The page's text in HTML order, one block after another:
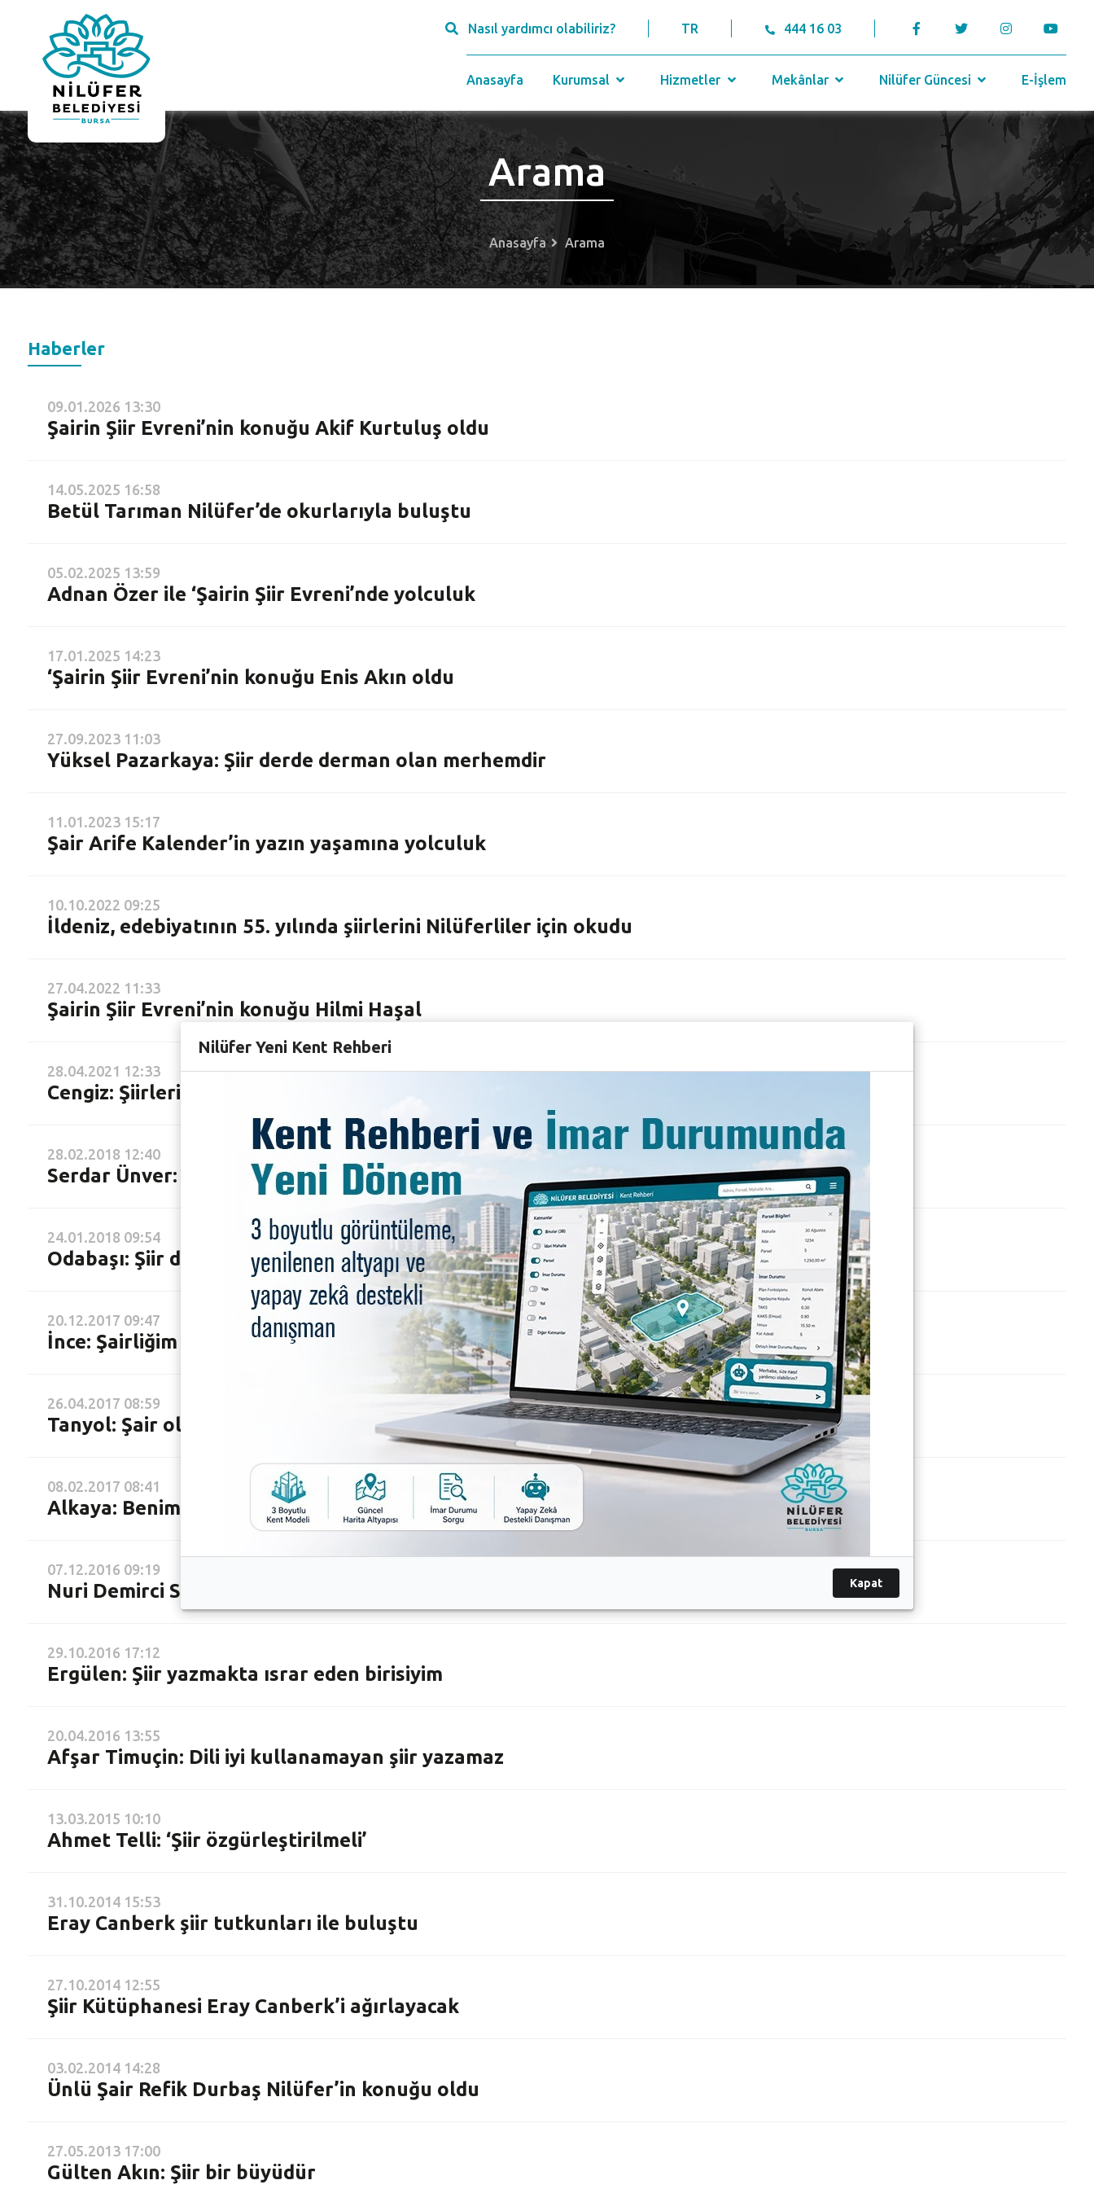
Nasıl yardımcı olabiliriz? TR 444 16 03
Anasayfa Kurumsal Hizmetler Mekânlar Nilüfer Güncesi E-İşlem
Arama
Anasayfa Arama
Haberler
09.01.2026 13:30
Şairin Şiir Evreni’nin konuğu Akif Kurtuluş oldu
14.05.2025 16:58
Betül Tarıman Nilüfer’de okurlarıyla buluştu
05.02.2025 13:59
Adnan Özer ile ‘Şairin Şiir Evreni’nde yolculuk
17.01.2025 14:23
‘Şairin Şiir Evreni’nin konuğu Enis Akın oldu
27.09.2023 11:03
Yüksel Pazarkaya: Şiir derde derman olan merhemdir
11.01.2023 15:17
Şair Arife Kalender’in yazın yaşamına yolculuk
10.10.2022 09:25
İldeniz, edebiyatının 55. yılında şiirlerini Nilüferliler için okudu
27.04.2022 11:33
Şairin Şiir Evreni’nin konuğu Hilmi Haşal
28.04.2021 12:33
Cengiz: Şiirlerimin kaynağında insan ve doğa var
28.02.2018 12:40
Serdar Ünver: En güzel şiir bitmemiş şiirdir
24.01.2018 09:54
Odabaşı: Şiir dervişlik işidir
20.12.2017 09:47
İnce: Şairliğim ve yazarlığım rastlantı değil
26.04.2017 08:59
Tanyol: Şair olmak benim kaderimdi
08.02.2017 08:41
Alkaya: Benim için cevaplar değil sorular önemli
07.12.2016 09:19
Nuri Demirci Sadekâr’ı okurlarına anlattı
29.10.2016 17:12
Ergülen: Şiir yazmakta ısrar eden birisiyim
20.04.2016 13:55
Afşar Timuçin: Dili iyi kullanamayan şiir yazamaz
13.03.2015 10:10
Ahmet Telli: ‘Şiir özgürleştirilmeli’
31.10.2014 15:53
Eray Canberk şiir tutkunları ile buluştu
27.10.2014 12:55
Şiir Kütüphanesi Eray Canberk’i ağırlayacak
03.02.2014 14:28
Ünlü Şair Refik Durbaş Nilüfer’in konuğu oldu
27.05.2013 17:00
Gülten Akın: Şiir bir büyüdür
Nilüfer Yeni Kent Rehberi
Kapat